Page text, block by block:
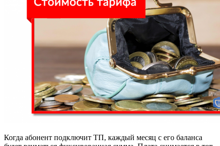
Когда абонент подключит ТП, каждый месяц с его баланса